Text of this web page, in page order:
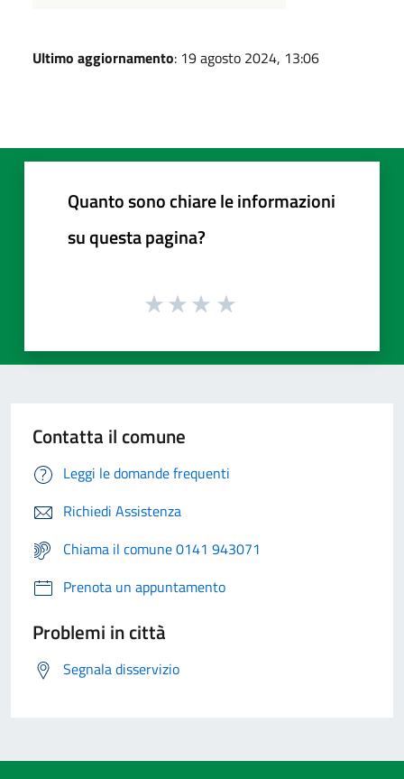
Ultimo aggiornamento: 19 agosto 2024, 13:06
Quanto sono chiare le informazioni
su questa pagina?
Contatta il comune
Leggi le domande frequenti
Richiedi Assistenza
Chiama il comune 0141 943071
Prenota un appuntamento
Problemi in città
Segnala disservizio